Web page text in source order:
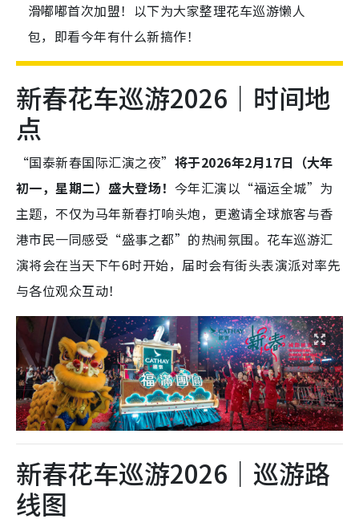
滑嘟嘟首次加盟！以下为大家整理花车巡游懒人
包，即看今年有什么新搞作！
新春花车巡游2026｜时间地
点
“国泰新春国际汇演之夜” 将于2026年2月17日（大年
初一，星期二）盛大登场！ 今年汇演以 “福运全城”为
主题，不仅为马年新春打响头炮，更邀请全球旅客与香
港市民一同感受“盛事之都”的热闹氛围。 花车巡游汇
演将会在当天下午6时开始，届时会有街头表演派对率先
与各位观众互动！
新春花车巡游2026｜巡游路
线图